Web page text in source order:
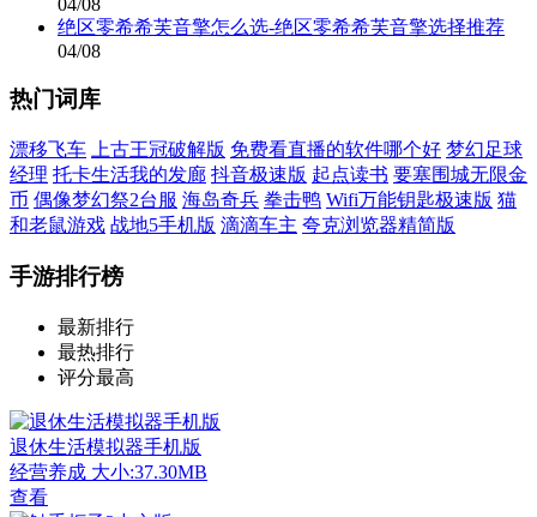
绝区零希希芙音擎怎么选-绝区零希希芙音擎选择推荐
04/08
热门词库
漂移飞车 上古王冠破解版 免费看直播的软件哪个好 梦幻足球
经理 托卡生活我的发廊 抖音极速版 起点读书 要塞围城无限金
币 偶像梦幻祭2台服 海岛奇兵 拳击鸭 Wifi万能钥匙极速版 猫
和老鼠游戏 战地5手机版 滴滴车主 夸克浏览器精简版
手游排行榜
最新排行
最热排行
评分最高
退休生活模拟器手机版
经营养成 大小:37.30MB
查看